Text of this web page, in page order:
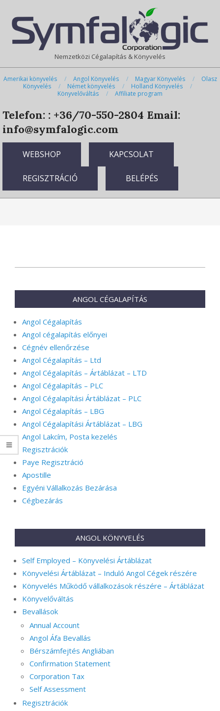
content
Navigation
Menu
Nemzetközi Cégalapítás & Könyvelés
Amerikai könyvelés Angol Könyvelés Magyar Könyvelés
Olasz
Könyvelés
Német könyvelés
Holland Könyvelés
Könyvelőváltás
Affiliate program
Telefon: : +36/70-550-2804 Email:
info@symfalogic.com
WEBSHOP KAPCSOLAT
REGISZTRÁCIÓ BELÉPÉS
ANGOL CÉGALAPÍTÁS
Angol Cégalapítás
Angol cégalapítás előnyei
Cégnév ellenőrzése
Angol Cégalapítás – Ltd
Angol Cégalapítás – Ártáblázat – LTD
Angol Cégalapítás – PLC
Angol Cégalapítási Ártáblázat – PLC
Angol Cégalapítás – LBG
Angol Cégalapítási Ártáblázat – LBG
Angol Lakcím, Posta kezelés
Regisztrációk
Paye Regisztráció
Apostille
Egyéni Vállalkozás Bezárása
Cégbezárás
ANGOL KÖNYVELÉS
Self Employed – Könyvelési Ártáblázat
Könyvelési Ártáblázat – Induló Angol Cégek részére
Könyvelés Működő vállalkozások részére – Ártáblázat
Könyvelőváltás
Bevallások
Annual Account
Angol Áfa Bevallás
Bérszámfejtés Angliában
Confirmation Statement
Corporation Tax
Self Assessment
Regisztrációk